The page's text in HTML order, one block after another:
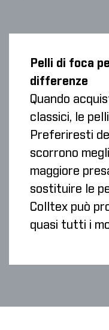
Pelli di foca
differenze
Quando
classici, le
Preferiresti
scorrono
maggiore
sostituire le
Colltex può
quasi tutti i